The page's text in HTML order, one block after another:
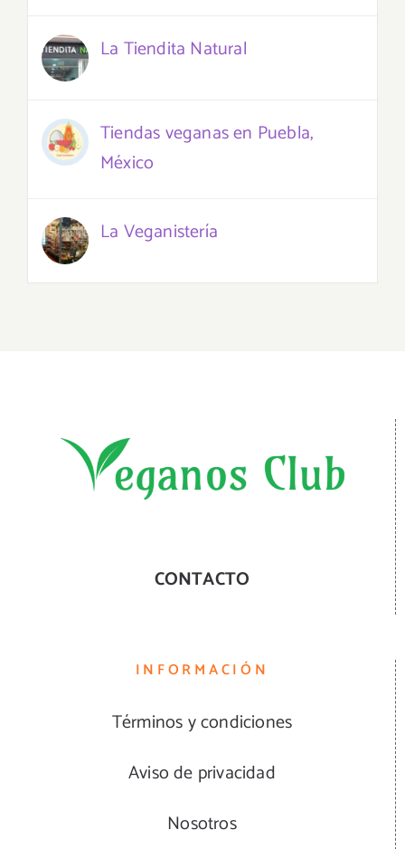
La Tiendita Natural
Tiendas veganas en Puebla,
México
La Veganistería
CONTACTO
INFORMACIÓN
Términos y condiciones
Aviso de privacidad
Nosotros